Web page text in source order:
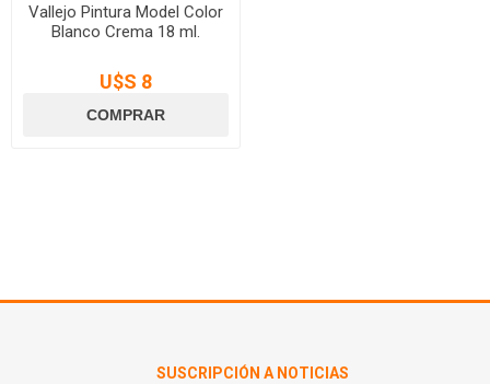
Vallejo Pintura Model Color
Blanco Crema 18 ml.
U$S 8
SUSCRIPCIÓN A NOTICIAS